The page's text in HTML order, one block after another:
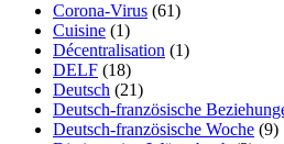
Corona-Virus (61)
Cuisine (1)
Décentralisation (1)
DELF (18)
Deutsch (21)
Deutsch-französische
Deutsch-französische Woche (9)